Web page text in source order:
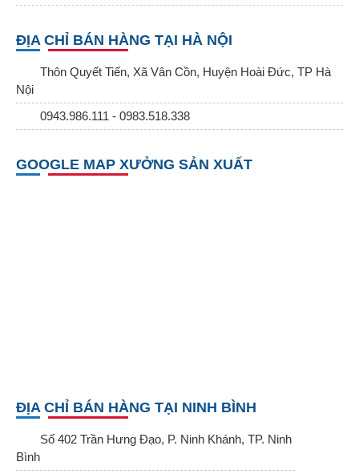
ĐỊA CHỈ BÁN HÀNG TẠI HÀ NỘI
Thôn Quyết Tiến, Xã Vân Cồn, Huyện Hoài Đức, TP Hà
Nội
0943.986.111 - 0983.518.338
GOOGLE MAP XƯỞNG SẢN XUẤT
ĐỊA CHỈ BÁN HÀNG TẠI NINH BÌNH
Số 402 Trần Hưng Đạo, P. Ninh Khánh, TP. Ninh
Bình